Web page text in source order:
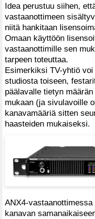
Idea perustuu siihen,
vastaanottimeen
niitä hankitaan
Omaan käyttöön
vastaanottimille sen
tarpeen toteuttaa.
Esimerkiksi TV-yhtiö
studiosta toiseen,
päälavalle tietyn
mukaan (ja sivulavoille
kanavamääriä sitten
haasteiden mukaiseksi.
ANX4-
kanavan